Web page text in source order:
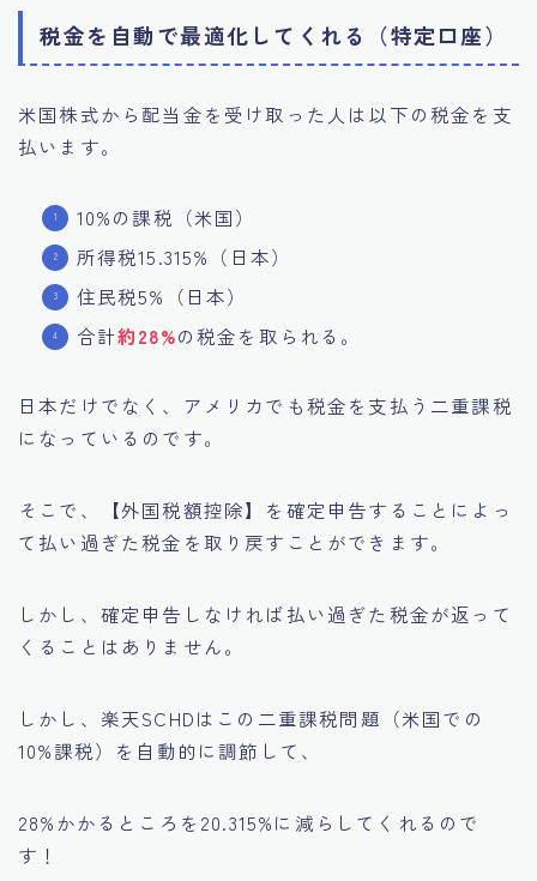
税金を自動で最適化してくれる（特定口座）
米国株式から配当金を受け取った人は以下の税金を支
払います。
10%の課税（米国）
所得税15.315%（日本）
住民税5%（日本）
合計約28%の税金を取られる。
日本だけでなく、アメリカでも税金を支払う二重課税
になっているのです。
そこで、【外国税額控除】を確定申告することによっ
て払い過ぎた税金を取り戻すことができます。
しかし、確定申告しなければ払い過ぎた税金が返って
くることはありません。
しかし、楽天SCHDはこの二重課税問題（米国での
10%課税）を自動的に調節して、
28%かかるところを20.315%に減らしてくれるので
す！